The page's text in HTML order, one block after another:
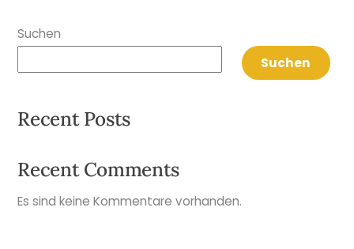
Suchen
Suchen
Recent Posts
Recent Comments
Es sind keine Kommentare vorhanden.